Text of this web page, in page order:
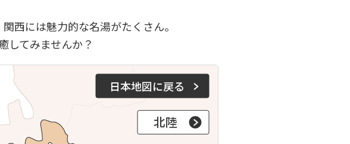
西には魅力的な名湯がたくさん。
してみませんか？
北陸
日本地図に戻る